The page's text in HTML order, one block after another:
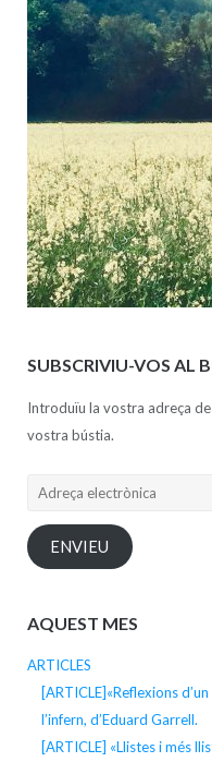
SUBSCRIVIU-VOS AL
Introduïu la vostra adreça
vostra bústia.
Adreça
ENVIEU
AQUEST MES
ARTICLES
[ARTICLE]«Reflexions
l’infern, d’Eduard Garrell.
[ARTICLE] «Llistes i més